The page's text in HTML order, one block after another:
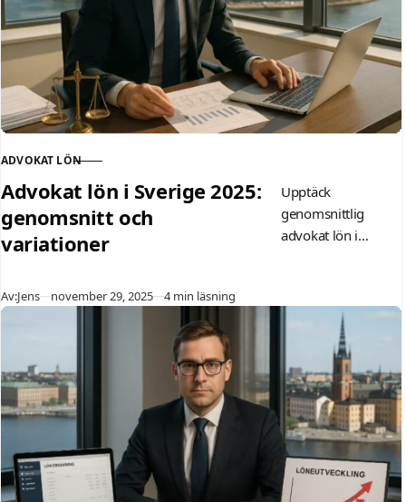
KATEGORI
ADVOKAT LÖN
Advokat lön i Sverige 2025:
genomsnitt och
variationer
Upptäck
genomsnittlig
advokat lön i
variationer efter
erfarenhet, region
som Stockholm,
efter skatt och
trender. Guiden ger
konkreta siffror för
nyexaminerade och
erfarna.
Av:Jens Publicerad
november 29, 2025 4 min läsning